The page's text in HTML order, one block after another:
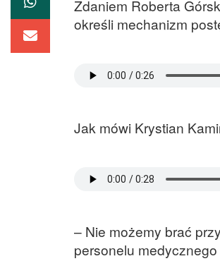
Zdaniem Roberta
określi mechanizm
Jak mówi Krystian
– Nie możemy brać
personelu